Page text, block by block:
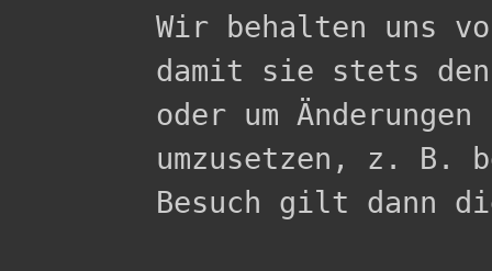
Wir behalten uns
damit sie stets
oder um
umzusetzen, z. B.
Besuch gilt dann